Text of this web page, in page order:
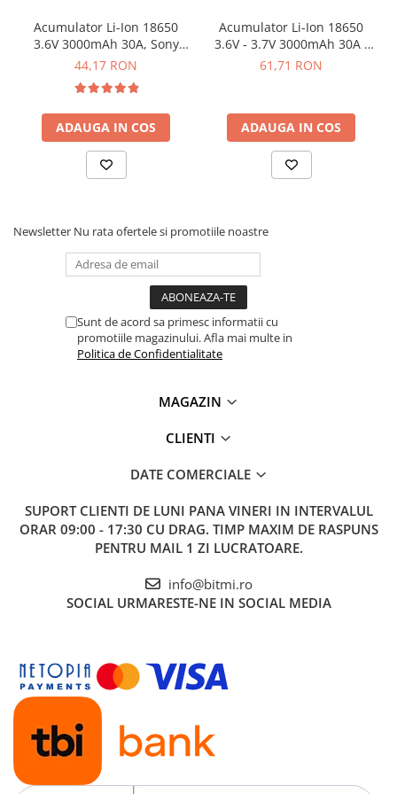
INFORMARE: Capacitatea maxima pe care o poate avea
un acumulator de tip 18650 este 3500mAh, asadar daca
vedeti furnizori care prezinta capacitati mai mari, cu
siguranta acea valoare nu este reala. Acumulatorii pe
care noi ii vindem pot fi testati pentru a vedea ca
informatiile prezentate sunt adevarate.
Bateriile LiFePO4 pot fi periculoase atunci cand
grija in utilizare.
Acumulator Li-Ion 18650
3.6V 3000mAh 30A, Sony
Murata US18650VTC6
44,17 RON
ADAUGA IN COS
Acumulator Li-Ion 18650
3.6V - 3.7V 3000mAh 30A -
INR18650-P30B
61,71 RON
ADAUGA IN COS
Newsletter Nu rata ofertele si promotiile noastre
Sunt de acord sa primesc informatii cu
promotiile magazinului. Afla mai multe in
Politica de Confidentialitate
MAGAZIN
CLIENTI
DATE COMERCIALE
SUPORT CLIENTI DE LUNI PANA VINERI IN INTERVALUL
ORAR 09:00 - 17:30 CU DRAG. TIMP MAXIM DE RASPUNS
PENTRU MAIL 1 ZI LUCRATOARE.
info@bitmi.ro
SOCIAL URMARESTE-NE IN SOCIAL MEDIA